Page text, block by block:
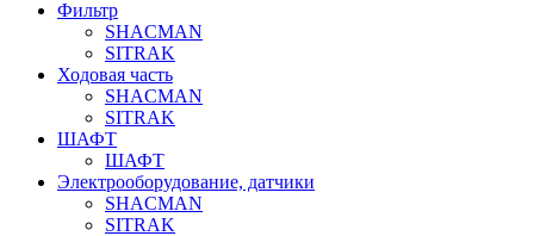
Фильтр
SHACMAN
SITRAK
Ходовая часть
SHACMAN
SITRAK
ШАФТ
ШАФТ
Электрооборудование, датчики
SHACMAN
SITRAK